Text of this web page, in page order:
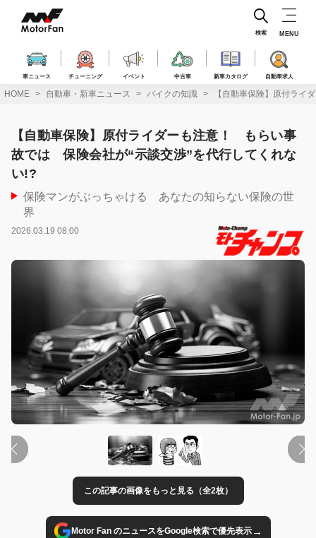
ス
車ニュース チューニング イベント 中古車 新車カタログ 自動車求人
検索 MENU
HOME 自動車・新車ニュース バイクの知識 【自動車保険】原付ラ
【自動車保険】原付ライダーも注意！ もらい事
故では 保険会社が“示談交渉”を代行してくれな
い!?
保険マンがぶっちゃける あなたの知らない保険の世
界
2026.03.19 08:00
この記事の画像をもっと見る（全2枚）
Motor Fan のニュースをGoogle検索で優先表示→